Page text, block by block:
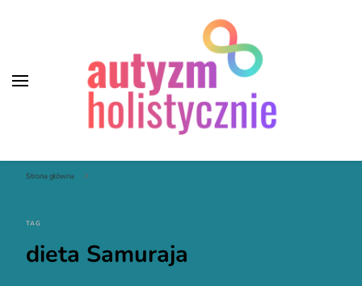
Autyzm Holistycznie
Strona główna
TAG
dieta Samuraja